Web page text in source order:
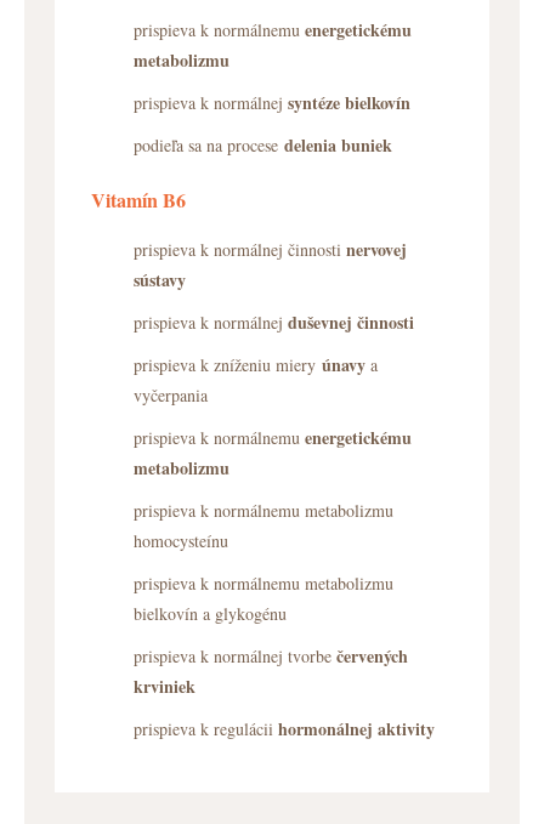
prispieva k normálnemu energetickému
metabolizmu
prispieva k normálnej syntéze bielkovín
podieľa sa na procese delenia buniek
Vitamín B6
prispieva k normálnej činnosti nervovej
sústavy
prispieva k normálnej duševnej činnosti
prispieva k zníženiu miery únavy a
vyčerpania
prispieva k normálnemu energetickému
metabolizmu
prispieva k normálnemu metabolizmu
homocysteínu
prispieva k normálnemu metabolizmu
bielkovín a glykogénu
prispieva k normálnej tvorbe červených
krviniek
prispieva k regulácii hormonálnej aktivity